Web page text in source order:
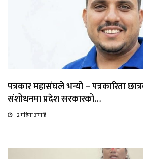
पत्रकार महासंघले भन्यो – पत्रकारिता
संशोधनमा प्रदेश सरकारको…
2 महिना अगाडि